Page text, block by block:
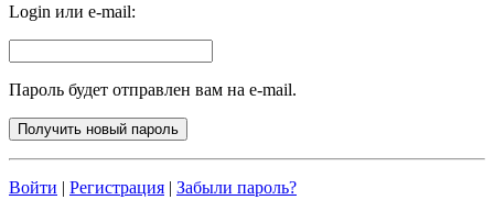
Login или e-mail:
Пароль будет отправлен вам на e-mail.
Войти | Регистрация | Забыли пароль?